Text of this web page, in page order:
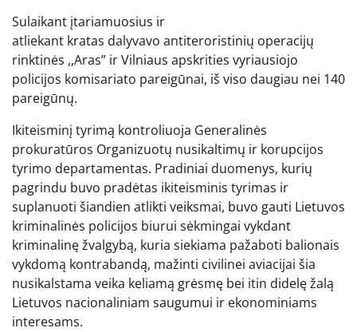
Sulaikant įtariamuosius ir
atliekant kratas dalyvavo antiteroristinių operacijų
rinktinės ,,Aras” ir Vilniaus apskrities vyriausiojo
policijos komisariato pareigūnai, iš viso daugiau nei 140
pareigūnų.
Ikiteisminį tyrimą kontroliuoja Generalinės
prokuratūros Organizuotų nusikaltimų ir korupcijos
tyrimo departamentas. Pradiniai duomenys, kurių
pagrindu buvo pradėtas ikiteisminis tyrimas ir
suplanuoti šiandien atlikti veiksmai, buvo gauti Lietuvos
kriminalinės policijos biurui sėkmingai vykdant
kriminalinę žvalgybą, kuria siekiama pažaboti balionais
vykdomą kontrabandą, mažinti civilinei aviacijai šia
nusikalstama veika keliamą grėsmę bei itin didelę žalą
Lietuvos nacionaliniam saugumui ir ekonominiams
interesams.